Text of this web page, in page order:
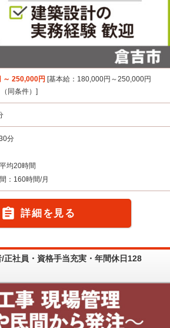
250,000円 基本給：180,000円～250,000円
同条件）
分
均20時間
：160時間/月
 詳細を見る
/正社員・資格手当充実・年間休日128